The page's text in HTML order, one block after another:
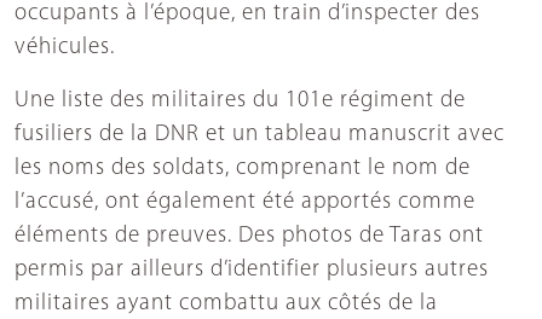
occupants à l’époque, en train d’inspecter des
véhicules.
Une liste des militaires du 101e régiment de
fusiliers de la DNR et un tableau manuscrit avec
les noms des soldats, comprenant le nom de
l’accusé, ont également été apportés comme
éléments de preuves. Des photos de Taras ont
permis par ailleurs d’identifier plusieurs autres
militaires ayant combattu aux côtés de la